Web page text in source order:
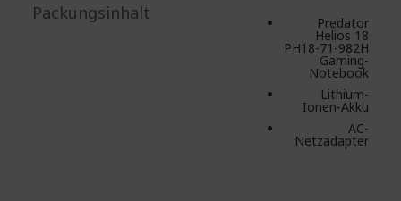
Packungsinhalt Predator
Helios 18
PH18-71-982H
Gaming-
Notebook
Lithium-
Ionen-Akku
AC-
Netzadapter